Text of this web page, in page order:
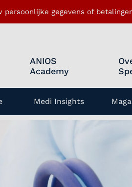
persoonlijke gegevens of
ANIOS
Academy
Medi Insights